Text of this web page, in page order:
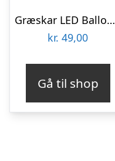
Græskar LED Balloner
kr. 49,00
Gå til shop